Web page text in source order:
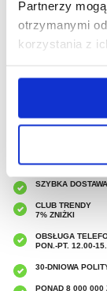
Partnerzy
otrzymanymi
korzystania z
- To nie jest pełne
Przeznaczenie:
Opakowanie:
SZYBKA DOSTAWA
CLUB TRENDY
7% ZNIŻKI
OBSŁUGA
PON.-PT. 12.00-
30-DNIOWA
PONAD 8 000 000